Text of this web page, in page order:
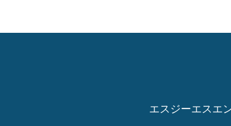
エスジーエスエ